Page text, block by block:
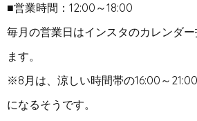
■営業時間：12:00～18:00
毎月の営業日はインスタのカレンダ
ます。
※8月は、涼しい時間帯の16:00～
になるそうです。